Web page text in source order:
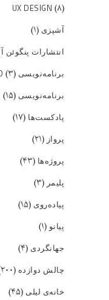
UX DESIGN (۸)
آشپزی (۱)
انتشارات پنگوئن
برنامه‌نویسی BACK END (۳)
برنامه‌نویسی FRONT END (۱۵)
پادکست‌ها (۱۷)
پرواز (۲۱)
پروژه‌ها (۴۳)
پلیمر (۳)
پیاده‌روی (۱۵)
پیانو (۱)
جهانگردی (۴)
چالش دوازده (۲۰۰)
خانه‌ی لیلی (۴۵)